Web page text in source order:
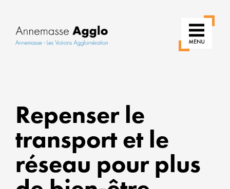
Repenser le
transport et le
réseau pour plus